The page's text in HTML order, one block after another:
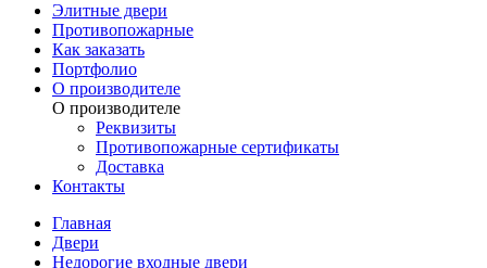
Элитные двери
Противопожарные
Как заказать
Портфолио
О производителе
О производителе
Реквизиты
Противопожарные сертификаты
Доставка
Контакты
Главная
Двери
Недорогие входные двери